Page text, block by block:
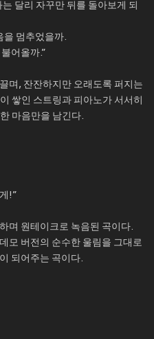
달리 자꾸만 뒤를 돌아보게 되
을 멈추었을까.
어올까.”
며, 잔잔하지만 오래도록 퍼지는
쌓인 스트링과 피아노가 서서히
마음만을 남긴다.
!”
며 원테이크로 녹음된 곡이다.
모 버전의 순수한 울림을 그대로
되어주는 곡이다.